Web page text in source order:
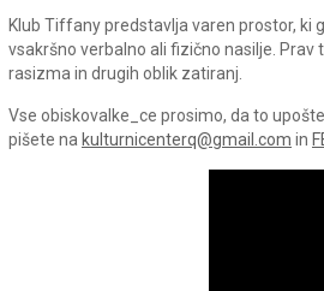
Klub Tiffany predstavlja varen prostor, ki
vsakršno verbalno ali fizično nasilje.
rasizma in drugih oblik zatiranj.
Vse obiskovalke_ce prosimo, da to
pišete na kulturnicenterq@gmail.com in